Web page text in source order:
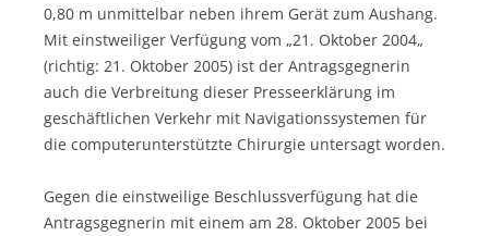
0,80 m unmittelbar neben ihrem Gerät zum Aushang.
Mit einstweiliger Verfügung vom „21. Oktober 2004„
(richtig: 21. Oktober 2005) ist der Antragsgegnerin
auch die Verbreitung dieser Presseerklärung im
geschäftlichen Verkehr mit Navigationssystemen für
die computerunterstützte Chirurgie untersagt worden.
Gegen die einstweilige Beschlussverfügung hat die
Antragsgegnerin mit einem am 28. Oktober 2005 bei